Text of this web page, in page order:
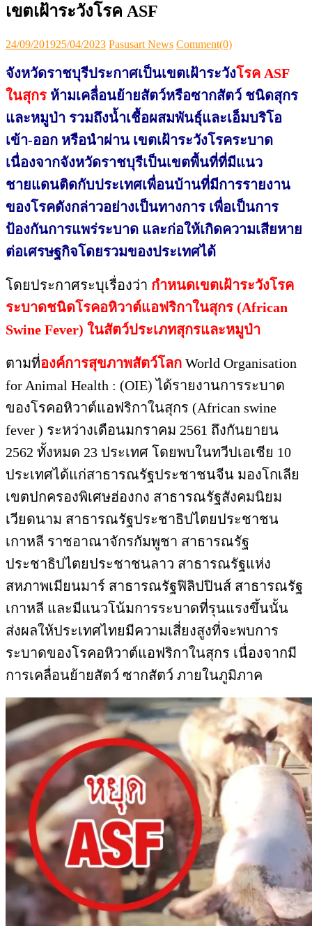
เขตเฝ้าระวังโรค ASF
Posted
24/09/201925/04/2023 Author
Pasusart News Comment(0)
จังหวัดราชบุรีประกาศเป็นเขตเฝ้าระวังโรค ASF
ในสุกร ห้ามเคลื่อนย้ายสัตว์หรือซากสัตว์ ชนิดสุกร
และหมูป่า รวมถึงน้ำเชื้อผสมพันธุ์และเอ็มบริโอ
เข้า-ออก หรือนำผ่าน เขตเฝ้าระวังโรคระบาด
เนื่องจากจังหวัดราชบุรีเป็นเขตพื้นที่ที่มีแนว
ชายแดนติดกับประเทศเพื่อนบ้านที่มีการรายงาน
ของโรคดังกล่าวอย่างเป็นทางการ เพื่อเป็นการ
ป้องกันการแพร่ระบาด และก่อให้เกิดความเสียหาย
ต่อเศรษฐกิจโดยรวมของประเทศได้
โดยประกาศระบุเรื่องว่า กำหนดเขตเฝ้าระวังโรค
ระบาดชนิดโรคอหิวาต์แอฟริกาในสุกร (African
Swine Fever) ในสัตว์ประเภทสุกรและหมูป่า
ตามที่องค์การสุขภาพสัตว์โลก World Organisation
for Animal Health : (OIE) ได้รายงานการระบาด
ของโรคอหิวาต์แอฟริกาในสุกร (African swine
fever ) ระหว่างเดือนมกราคม 2561 ถึงกันยายน
2562 ทั้งหมด 23 ประเทศ โดยพบในทวีปเอเชีย 10
ประเทศได้แก่สาธารณรัฐประชาชนจีน มองโกเลีย
เขตปกครองพิเศษฮ่องกง สาธารณรัฐสังคมนิยม
เวียดนาม สาธารณรัฐประชาธิปไตยประชาชน
เกาหลี ราชอาณาจักรกัมพูชา สาธารณรัฐ
ประชาธิปไตยประชาชนลาว สาธารณรัฐแห่ง
สหภาพเมียนมาร์ สาธารณรัฐฟิลิปปินส์ สาธารณรัฐ
เกาหลี และมีแนวโน้มการระบาดที่รุนแรงขึ้นนั้น
ส่งผลให้ประเทศไทยมีความเสี่ยงสูงที่จะพบการ
ระบาดของโรคอหิวาต์แอฟริกาในสุกร เนื่องจากมี
การเคลื่อนย้ายสัตว์ ซากสัตว์ ภายในภูมิภาค